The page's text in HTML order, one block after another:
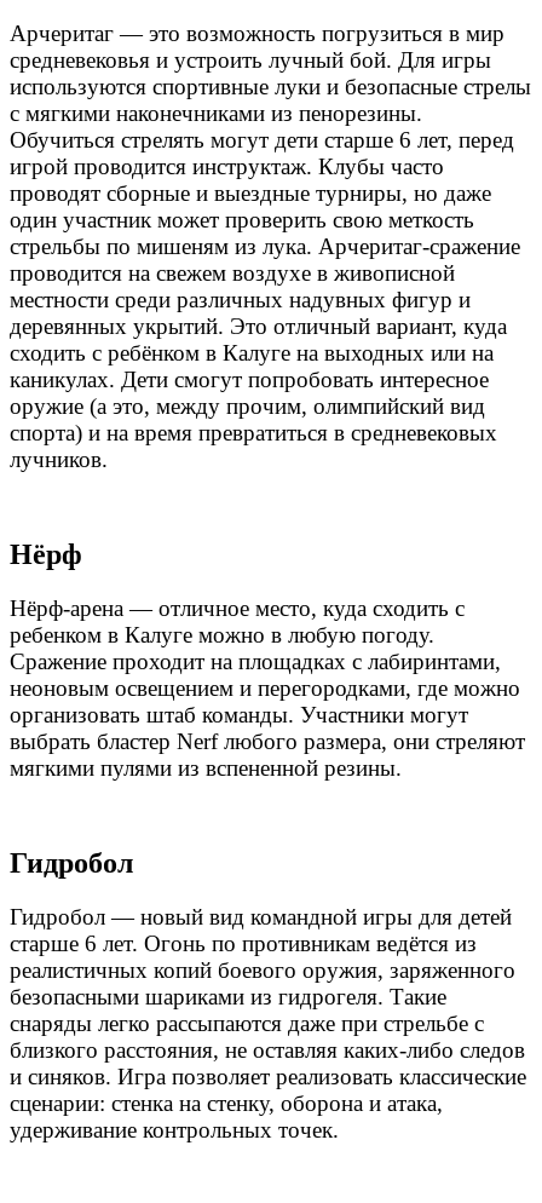
Арчеритаг — это возможность погрузиться в мир
средневековья и устроить лучный бой. Для игры
используются спортивные луки и безопасные стрелы
с мягкими наконечниками из пенорезины.
Обучиться стрелять могут дети старше 6 лет, перед
игрой проводится инструктаж. Клубы часто
проводят сборные и выездные турниры, но даже
один участник может проверить свою меткость
стрельбы по мишеням из лука. Арчеритаг-сражение
проводится на свежем воздухе в живописной
местности среди различных надувных фигур и
деревянных укрытий. Это отличный вариант, куда
сходить с ребёнком в Калуге на выходных или на
каникулах. Дети смогут попробовать интересное
оружие (а это, между прочим, олимпийский вид
спорта) и на время превратиться в средневековых
лучников.
Нёрф
Нёрф-арена — отличное место, куда сходить с
ребенком в Калуге можно в любую погоду.
Сражение проходит на площадках с лабиринтами,
неоновым освещением и перегородками, где можно
организовать штаб команды. Участники могут
выбрать бластер Nerf любого размера, они стреляют
мягкими пулями из вспененной резины.
Гидробол
Гидробол — новый вид командной игры для детей
старше 6 лет. Огонь по противникам ведётся из
реалистичных копий боевого оружия, заряженного
безопасными шариками из гидрогеля. Такие
снаряды легко рассыпаются даже при стрельбе с
близкого расстояния, не оставляя каких-либо следов
и синяков. Игра позволяет реализовать классические
сценарии: стенка на стенку, оборона и атака,
удерживание контрольных точек.